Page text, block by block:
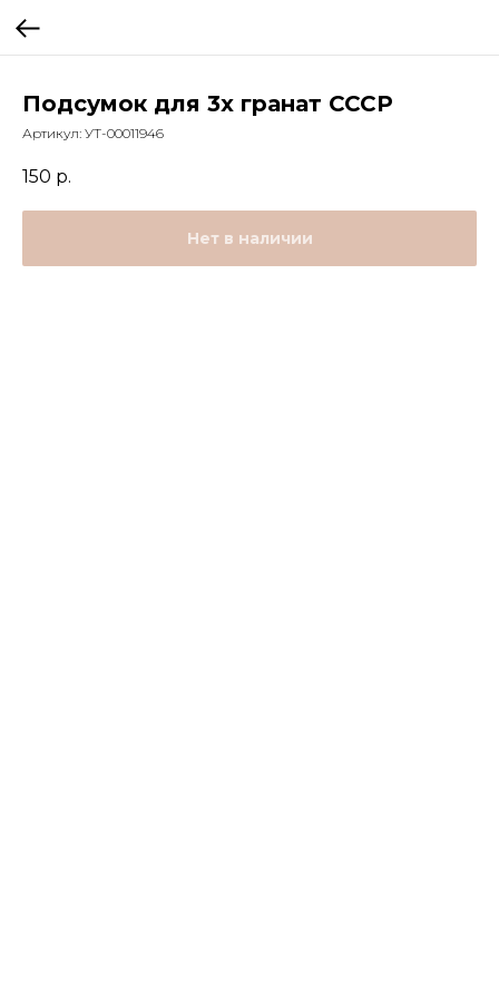
Подсумок для 3х гранат СССР
Артикул: УТ-00011946
150 р.
Нет в наличии